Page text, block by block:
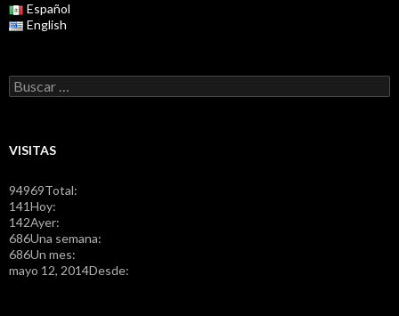
Español
English
Buscar:
VISITAS
94969Total:
141Hoy:
142Ayer:
686Una semana:
686Un mes:
mayo 12, 2014Desde: